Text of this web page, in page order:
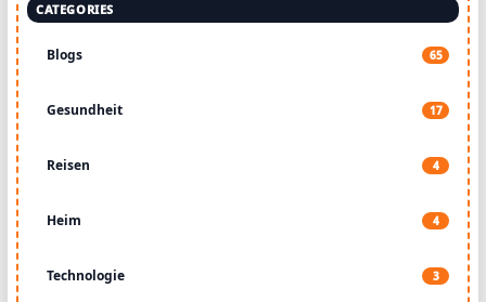
CATEGORIES
Blogs 65
Gesundheit 17
Reisen 4
Heim 4
Technologie 3